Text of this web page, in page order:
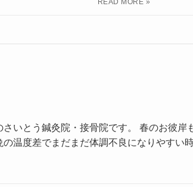
いとう鍼灸院・接骨院です。 春のお彼岸
温度差でまだまだ体調不良になりやすい